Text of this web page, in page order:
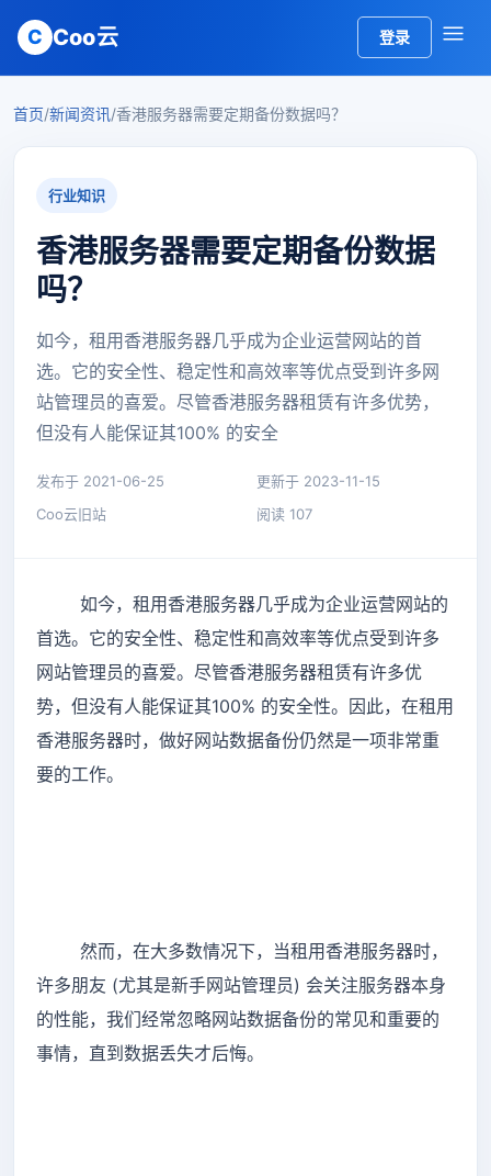
C Coo云 登录
首页/新闻资讯/香港服务器需要定期备份数据吗？
行业知识
香港服务器需要定期备份数据
吗？
如今，租用香港服务器几乎成为企业运营网站的首
选。它的安全性、稳定性和高效率等优点受到许多网
站管理员的喜爱。尽管香港服务器租赁有许多优势，
但没有人能保证其100% 的安全
发布于 2021-06-25
更新于 2023-11-15
Coo云旧站
阅读 107
如今，租用香港服务器几乎成为企业运营网站的
首选。它的安全性、稳定性和高效率等优点受到许多
网站管理员的喜爱。尽管香港服务器租赁有许多优
势，但没有人能保证其100% 的安全性。因此，在租用
香港服务器时，做好网站数据备份仍然是一项非常重
要的工作。
然而，在大多数情况下，当租用香港服务器时，
许多朋友 (尤其是新手网站管理员) 会关注服务器本身
的性能，我们经常忽略网站数据备份的常见和重要的
事情，直到数据丢失才后悔。